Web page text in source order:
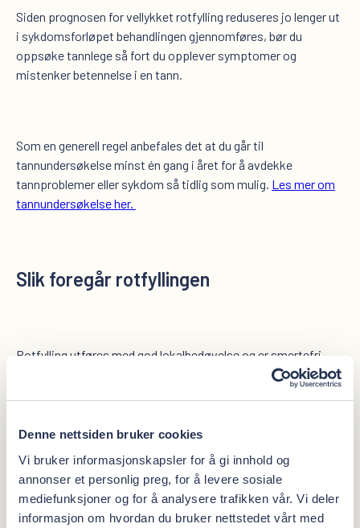
Denne nettsiden bruker cookies
Vi bruker informasjonskapsler for å gi innhold og
annonser et personlig preg, for å levere sosiale
mediefunksjoner og for å analysere trafikken vår. Vi deler
informasjon om hvordan du bruker nettstedet vårt med
Siden prognosen for vellykket rotfylling reduseres jo lenger ut
i sykdomsforløpet behandlingen gjennomføres, bør du
oppsøke tannlege så fort du opplever symptomer og
mistenker betennelse i en tann.
Som en generell regel anbefales det at du går til
tannundersøkelse minst én gang i året for å avdekke
tannproblemer eller sykdom så tidlig som mulig. Les mer om
tannundersøkelse her.
Slik foregår rotfyllingen
Rotfylling utføres med god lokalbedøvelse og er smertefri.
Behandlingen er tidkrevende og kan kreve opptil flere
Dette er forløpet i en behandling med rotfylling: